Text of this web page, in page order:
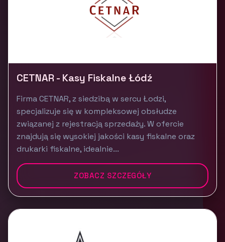
CETNAR - Kasy Fiskalne Łódź
Firma CETNAR, z siedzibą w sercu Łodzi,
specjalizuje się w kompleksowej obsłudze
związanej z rejestracją sprzedaży. W ofercie
znajdują się wysokiej jakości kasy fiskalne oraz
drukarki fiskalne, idealnie...
ZOBACZ SZCZEGÓŁY